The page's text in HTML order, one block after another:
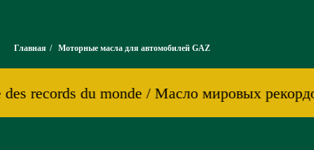
Главная / Моторные масла для автомобилей GAZ
records du monde / Масло мировых